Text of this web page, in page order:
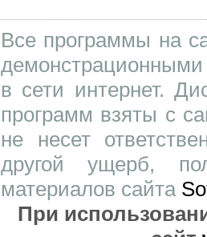
Все программы на
в сети интернет.
программ взяты с
не несет
другой ущерб,
материалов сайта
При